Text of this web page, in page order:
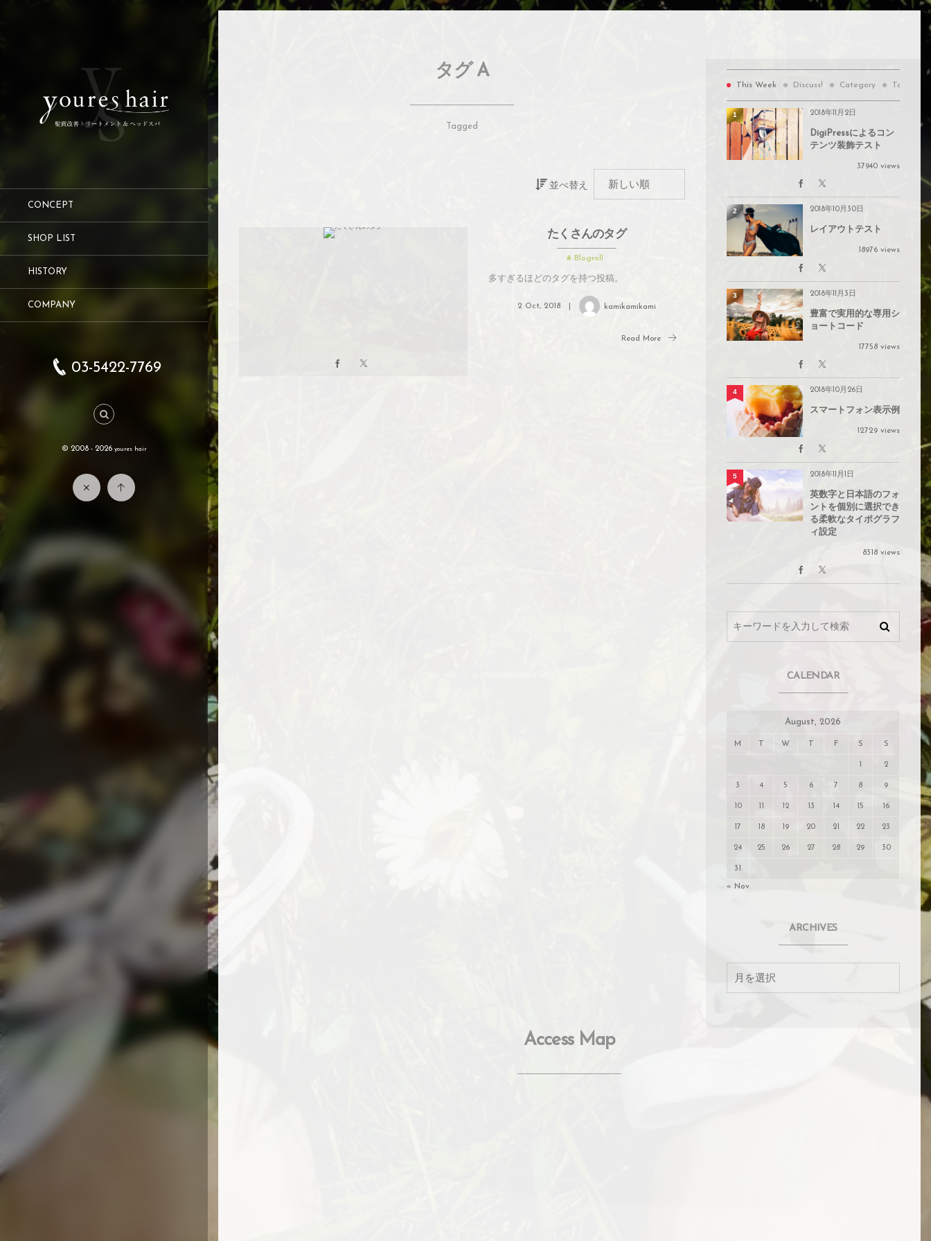
CONCEPT
SHOP LIST
HISTORY
COMPANY
03-5422-7769
© 2008 - 2026 youres hair
タグ A
Tagged
並べ替え
たくさんのタグ
Blogroll
多すぎるほどのタグを持つ投稿。
2 Oct, 2018 kamikamikami
Read More
This Week Discuss! Category Tags
2018年11月2日
DigiPressによるコン
テンツ装飾テスト
37940 views
1
2018年10月30日
レイアウトテスト
18976 views
2
2018年11月3日
豊富で実用的な専用シ
ョートコード
17758 views
3
2018年10月26日
スマートフォン表示例
12729 views
4
2018年11月1日
英数字と日本語のフォ
ントを個別に選択でき
る柔軟なタイポグラフ
ィ設定
8318 views
5
CALENDAR
August, 2026
M T W T F S S
2
3 4 5 6 7 8 9
10 12 13 14 15 16
17 18 19 20 21 22 23
24 25 26 27 28 29 30
31
« Nov.
ARCHIVES
Access Map